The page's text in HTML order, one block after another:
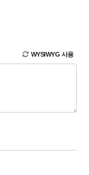
WYSIWYG 사용